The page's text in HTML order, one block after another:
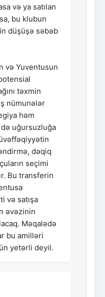
və ya satılan
bu klubun
düşüşə səbəb
və Yuventusun
təxmin
nümunələr
həm
uğursuzluğa
dəqiq
seçimi
Bu transferin
və satışa
əvəzinin
Məqalədə
bu amilləri
yetərli deyil.